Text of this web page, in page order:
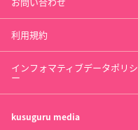
利用規約
インフォマティブデータポリシ
ー
kusuguru media